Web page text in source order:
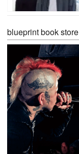
blueprint book store